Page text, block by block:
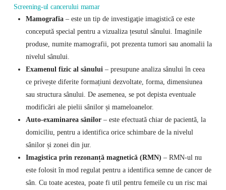
Screening-ul cancerului mamar
Mamografia– este un tip de investigaţie imagistică ce este
concepută special pentru a vizualiza țesutul sânului. Imaginile
produse, numite mamografii, pot prezenta tumori sau anomalii la
nivelul sânului.
Examenul fizic al sânului– presupune analiza sânului în ceea
ce privește diferite formațiuni dezvoltate, forma, dimensiunea
sau structura sânului. De asemenea, se pot depista eventuale
modificări ale pielii sânilor și mameloanelor.
Auto-examinarea sânilor– este efectuată chiar de pacientă, la
domiciliu, pentru a identifica orice schimbare de la nivelul
sânilor și zonei din jur.
Imagistica prin rezonanță magnetică (RMN) – RMN-ul nu
este folosit în mod regulat pentru a identifica semne de cancer de
sân. Cu toate acestea, poate fi util pentru femeile cu un risc mai